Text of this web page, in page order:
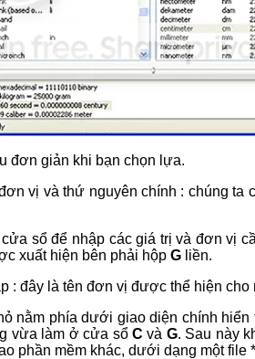
đơn giản khi bạn chọn lựa.
vị và thứ nguyên chính : chúng ta
sổ để nhập các giá trị và đơn vị
xuất hiện bên phải hộp G liền.
: đây là tên đơn vị được thể hiện
nằm phía dưới giao diện chính hiển
vừa làm ở cửa sổ C và G. Sau này
phần mềm khác, dưới dạng một file